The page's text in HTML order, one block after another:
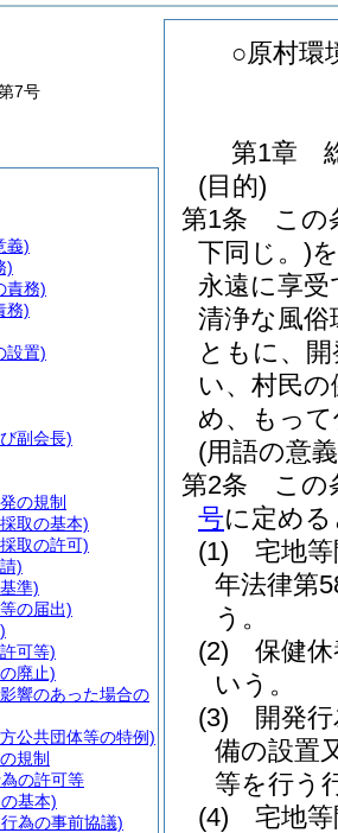
○原村環
第1章
(目的)
第1条
この
下同じ。)
永遠に享
清浄な風俗
ともに、
い、村民
め、もっ
(用語の意
第2条
この
号に定め
(1)
宅地
年法律第
う。
(2)
保健
いう。
(3)
開発
備の設置
等を行う
(4)
宅地
7号
義)
)
責務)
務)
設置)
副会長)
の規制
取の基本)
取の許可)
)
準)
の届出)
可等)
廃止)
響のあった場合の
公共団体等の特例)
規制
の許可等
基本)
為の事前協議)